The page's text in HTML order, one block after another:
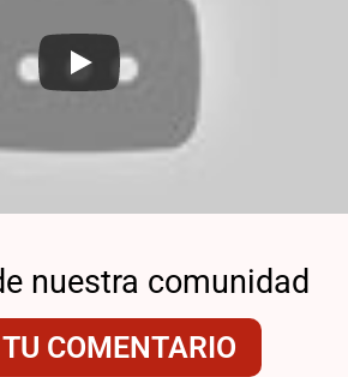
nuestra comunidad
COMENTARIO